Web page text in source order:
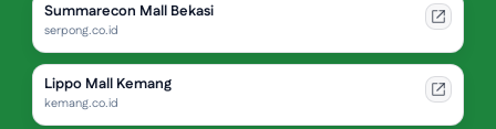
Summarecon Mall Bekasi
serpong.co.id
Lippo Mall Kemang
kemang.co.id